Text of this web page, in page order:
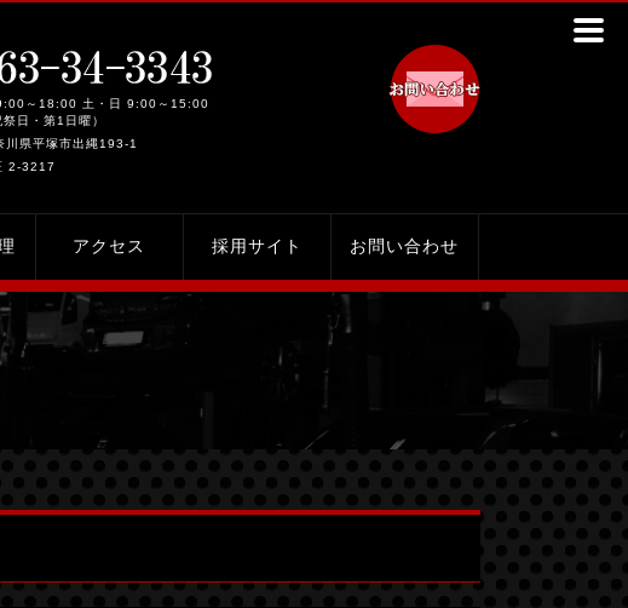
～18:00 土・日 9:00～15:00
祭日・第1日曜）
県平塚市出縄193-1
2-3217
アクセス 採用サイト お問い合わせ